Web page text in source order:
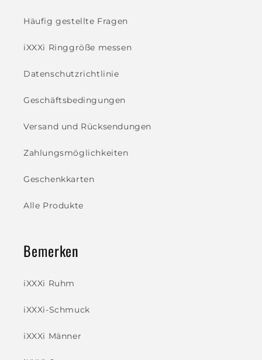
Häufig gestellte Fragen
iXXXi Ringgröße messen
Datenschutzrichtlinie
Geschäftsbedingungen
Versand und Rücksendungen
Zahlungsmöglichkeiten
Geschenkkarten
Alle Produkte
Bemerken
iXXXi Ruhm
iXXXi-Schmuck
iXXXi Männer